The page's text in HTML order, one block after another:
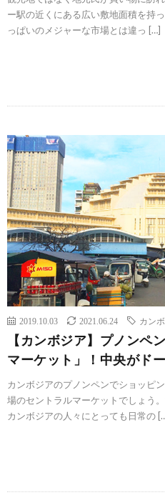
ー駅の近くにある広い敷地面積を持
っぱいのメジャーな市場とは違っ […]
2019.10.03 2021.06.24 カン
【カンボジア】プノンペ
マーケット」！中央がド
カンボジアのプノンペンでショッピ
場のセントラルマーケットでしょう
カンボジアの人々にとっても日常の